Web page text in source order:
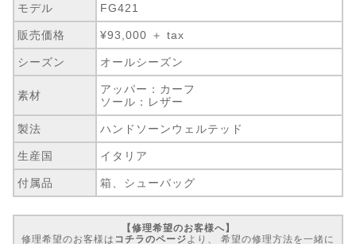
モデル FG421
販売価格 ¥93,000 ＋ tax
シーズン オールシーズン
素材
アッパー：カーフ
ソール：レザー
製法 ハンドソーンウェルテッド
生産国 イタリア
付属品 箱、シューバッグ
【修理希望のお客様へ】
修理希望のお客様は コチラのページ より、 希望の修理方法を一緒に